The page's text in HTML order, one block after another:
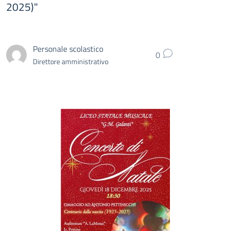
2025)"
Personale scolastico
Direttore amministrativo 0